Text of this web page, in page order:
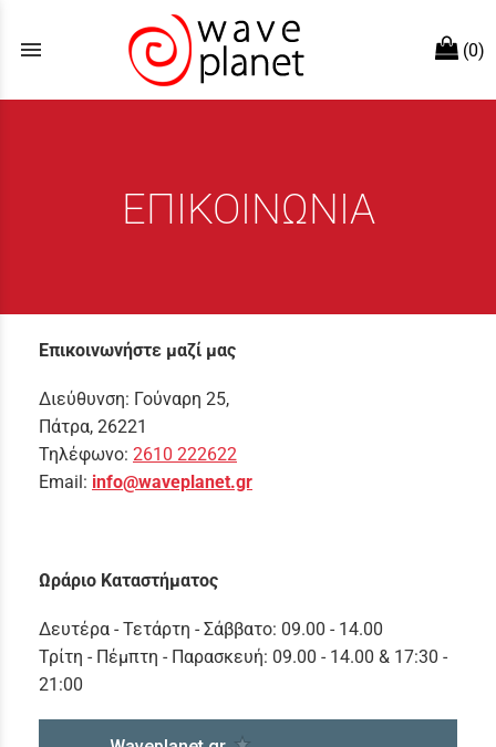
menu (0)
ΕΠΙΚΟΙΝΩΝΙΑ
Επικοινωνήστε μαζί μας
Διεύθυνση: Γούναρη 25,
Πάτρα, 26221
Τηλέφωνο: 2610 222622
Email: info@waveplanet.gr
Ωράριο Καταστήματος
Δευτέρα - Τετάρτη - Σάββατο: 09.00 - 14.00
Τρίτη - Πέμπτη - Παρασκευή: 09.00 - 14.00 & 17:30 -
21:00